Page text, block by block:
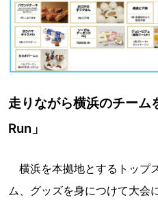
走りながら横浜のチーム
Run」
横浜を本拠地とするトップ
ム、グッズを身につけて大会